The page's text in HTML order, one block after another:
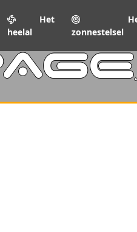
Het
heelal
zonnestelsel